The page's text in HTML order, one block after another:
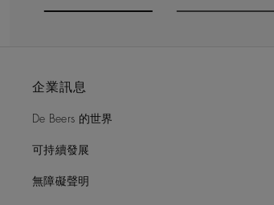
Go to slide 1
企業訊息
De Beers 的世界
可持續發展
無障礙聲明